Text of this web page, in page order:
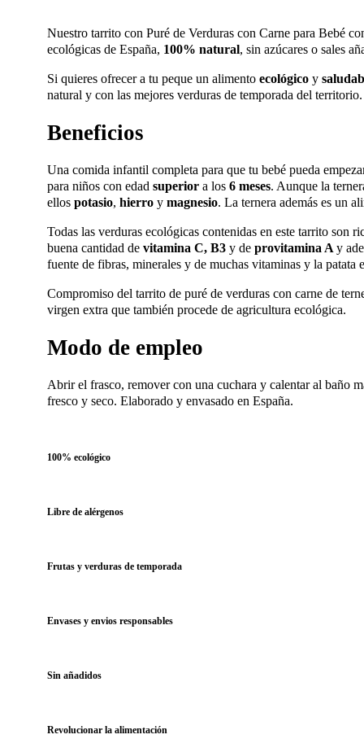
Nuestro tarrito con Puré de Verduras con Carne para Bebé
ecológicas de España, 100% natural, sin azúcares o sales
Si quieres ofrecer a tu peque un alimento ecológicoy
natural y con las mejores verduras de temporada del territorio.
Beneficios
Una comida infantil completa para que tu bebé pueda
para niños con edad superiora los 6 meses. Aunque la
ellospotasio, hierroy magnesio. La ternera además es un
Todas las verduras ecológicas contenidas en este tarrito son
buena cantidad de vitamina C, B3 y deprovitamina A y
fuente de fibras, minerales y de muchas vitaminas y la
Compromiso del tarrito de puré de verduras con carne de
virgen extra que también procede de agricultura ecológica.
Modo de empleo
Abrir el frasco, remover con una cuchara y calentar al baño
fresco y seco. Elaborado y envasado en España.
100% ecológico
Libre de alérgenos
Frutas y verduras de temporada
Envases y envios responsables
Sin añadidos
Revolucionar la alimentación